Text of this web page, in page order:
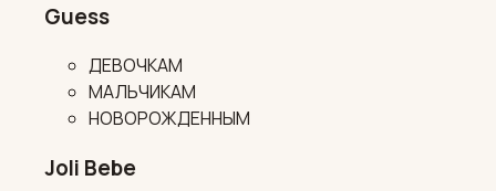
Guess
ДЕВОЧКАМ
МАЛЬЧИКАМ
НОВОРОЖДЕННЫМ
Joli Bebe